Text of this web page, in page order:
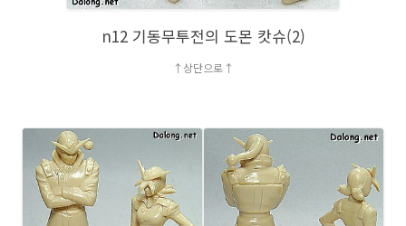
n12 기동무투전의 도몬 캇슈(2)
↑상단으로↑